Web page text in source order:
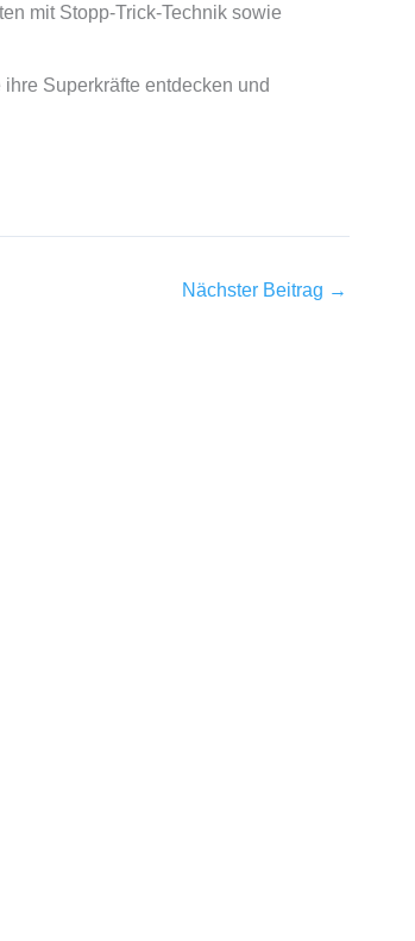
mit Stopp-Trick-Technik sowie
Superkräfte entdecken und
Nächster Beitrag →